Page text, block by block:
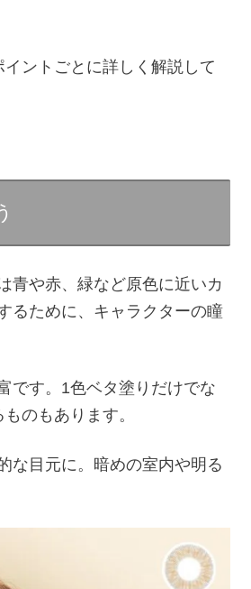
ントごとに詳しく解説して
青や赤、緑など原色に近いカ
るために、キャラクターの瞳
です。1色ベタ塗りだけでな
のもあります。
な目元に。暗めの室内や明る